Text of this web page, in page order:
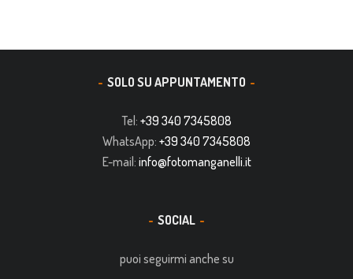
SOLO SU APPUNTAMENTO
Tel: +39 340 7345808
WhatsApp: +39 340 7345808
E-mail: info@fotomanganelli.it
SOCIAL
puoi seguirmi anche su